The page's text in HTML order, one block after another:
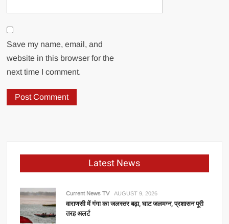
Save my name, email, and
website in this browser for the
next time I comment.
Latest News
Current News TV AUGUST 9, 2026
वाराणसी में गंगा का जलस्तर बढ़ा, घाट जलमग्न, प्रशासन पूरी
तरह अलर्ट